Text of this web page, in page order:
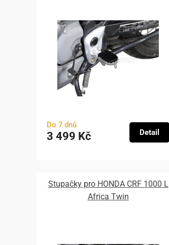
Do 7 dnů
3 499 Kč Detail
Stupačky pro HONDA CRF 1000 L
Africa Twin